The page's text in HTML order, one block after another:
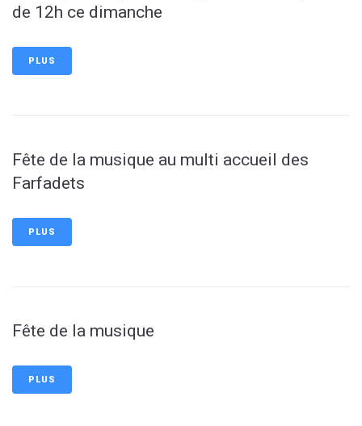
de 12h ce dimanche
PLUS
Fête de la musique au multi accueil des
Farfadets
PLUS
Fête de la musique
PLUS